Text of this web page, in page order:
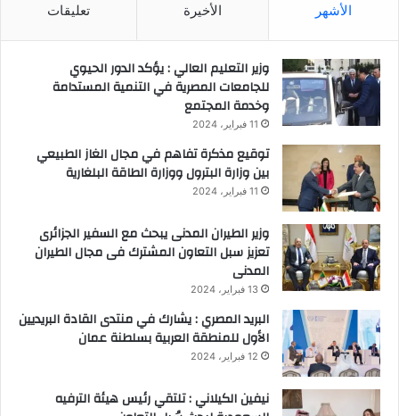
الأشهر الأخيرة تعليقات
وزير التعليم العالي : يؤكد الدور الحيوي
للجامعات المصرية في التنمية المستدامة
وخدمة المجتمع
11 فبراير، 2024
توقيع مذكرة تفاهم في مجال الغاز الطبيعي
بين وزارة البترول ووزارة الطاقة البلغارية
11 فبراير، 2024
وزير الطيران المدنى يبحث مع السفير الجزائرى
تعزيز سبل التعاون المشترك فى مجال الطيران
المدنى
13 فبراير، 2024
البريد المصري : يشارك في منتدى القادة البريديين
الأول للمنطقة العربية بسلطنة عمان
12 فبراير، 2024
نيفين الكيلاني : تلتقي رئيس هيئة الترفيه